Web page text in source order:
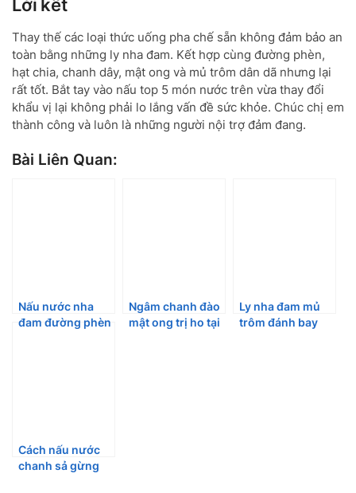
Lời kết
Thay thế các loại thức uống pha chế sẵn không đảm bảo an
toàn bằng những ly nha đam. Kết hợp cùng đường phèn,
hạt chia, chanh dây, mật ong và mủ trôm dân dã nhưng lại
rất tốt. Bắt tay vào nấu top 5 món nước trên vừa thay đổi
khẩu vị lại không phải lo lắng vấn đề sức khỏe. Chúc chị em
thành công và luôn là những người nội trợ đảm đang.
Bài Liên Quan:
Nấu nước nha
đam đường phèn
Ngâm chanh đào
mật ong trị ho tại
Ly nha đam mủ
trôm đánh bay
Cách nấu nước
chanh sả gừng